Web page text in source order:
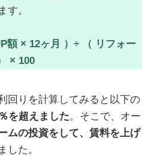
す。
× 12ヶ月 ）÷ （ リフォー
× 100
回りを計算してみると以下の
を超えました。そこで、オー
ムの投資をして、賃料を上げ
した。